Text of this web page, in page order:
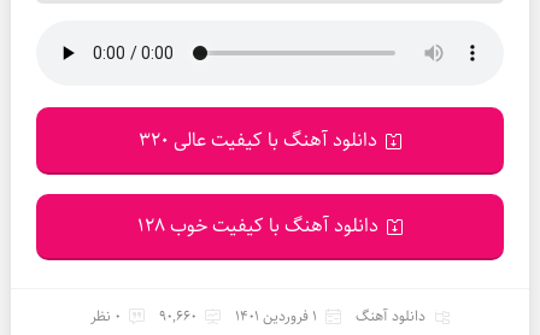
دانلود آهنگ با کیفیت عالی 320
دانلود آهنگ با کیفیت خوب 128
دانلود آهنگ 1 فروردین 1401 90,660 0 نظر